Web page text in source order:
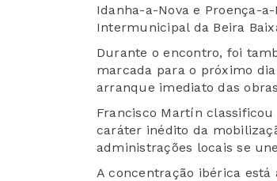
Idanha-a-Nova e Proença-
Intermunicipal da Beira
Durante o encontro, foi
marcada para o próximo
arranque imediato das
Francisco Martín classificou
caráter inédito da
administrações locais se
A concentração ibérica está